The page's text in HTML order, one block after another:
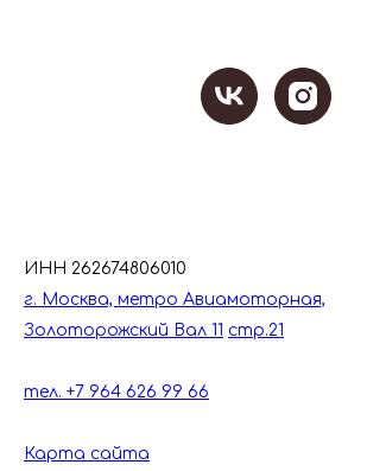
ИНН 262674806010
г. Москва, метро Авиамоторная,
Золоторожский Вал 11 стр.21
тел. +7 964 626 99 66
Карта сайта